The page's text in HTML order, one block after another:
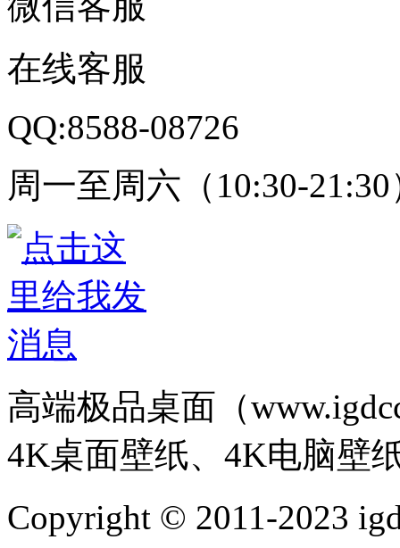
在线客服
QQ:8588-08726
周一至周六（10:30-21:30
高端极品桌面（
4K桌面壁纸、4K电脑壁
Copyright © 2011-2023